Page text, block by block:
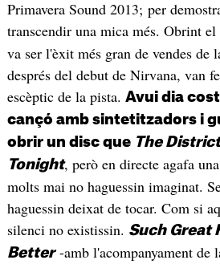
Primavera Sound 2013; per
transcendir una mica més. Obrint el
va ser l'èxit més gran de vendes de
després del debut de Nirvana, van
escèptic de la pista. Avui dia
cançó amb sintetitzadors i
obrir un disc que The
Tonight, però en directe agafa
molts mai no haguessin imaginat.
haguessin deixat de tocar. Com si
silenci no existissin. Such Great
Better-amb l'acompanyament de